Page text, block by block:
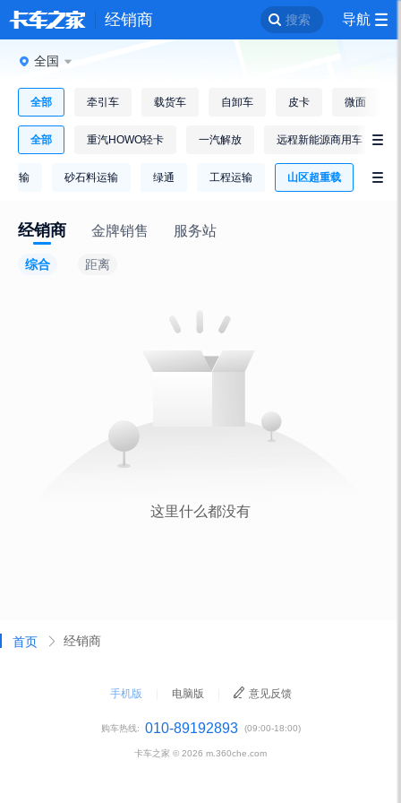
经销商 搜索 导航
全国
全部 牵引车 载货车 自卸车 皮卡 微面
全部 重汽HOWO轻卡 一汽解放 远程新能源商用车 
运输 砂石料运输 绿通 工程运输 山区超重载 
经销商 金牌销售 服务站
综合 距离
首页 经销商
手机版 电脑版 意见反馈
购车热线: 010-89192893 (09:00-18:00)
卡车之家 © 2026 m.360che.com